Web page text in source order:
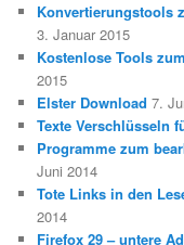
Konvertierungstools
3. Januar 2015
Kostenlose Tools
2015
Elster Download 7.
Texte Verschlüsseln
Programme zum
Juni 2014
Tote Links in den
2014
Firefox 29 – untere